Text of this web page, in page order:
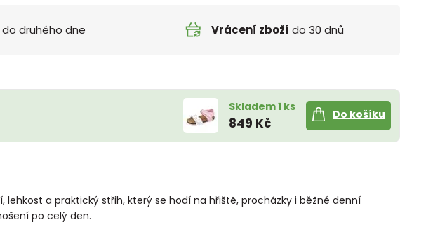
do druhého dne Vrácení zboží do 30 dnů
Skladem 1 ks
849 Kč
Do košíku
a praktický střih, který se hodí na hřiště, procházky i běžné denní
po celý den.